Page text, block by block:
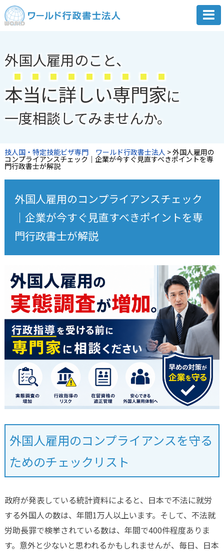
外国人雇用のこと、
本当に詳しい専門家に
一度相談してみませんか。
技人国・特定技能ビザ専門 ワールド行政書士法人 >外国人雇用の
コンプライアンスチェック｜企業が今すぐ見直すべきポイントを専
門行政書士が解説
外国人雇用のコンプライアンスチェック
｜企業が今すぐ見直すべきポイントを専
門行政書士が解説
外国人雇用のコンプライアンスを守る
ためのチェックリスト
政府が発表している統計資料によると、日本で不法に就労
する外国人の数は、年間1万人以上います。そして、不法就
労助長罪で検挙されている数は、年間で400件程度ありま
す。意外と少ないと思われるかもしれませんが、毎日、日本